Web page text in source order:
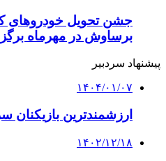
جشن تحویل خودروهای
برساوش در مهرماه
پیشنهاد سردبیر
۱۴۰۴/۰۱/۰۷
ارزشمندترین
۱۴۰۲/۱۲/۱۸